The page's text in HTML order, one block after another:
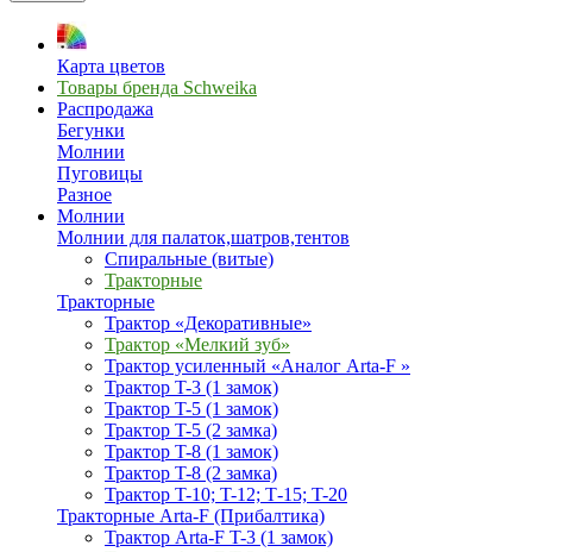
Карта цветов
Товары бренда Schweika
Распродажа
Бегунки
Молнии
Пуговицы
Разное
Молнии
Молнии для палаток,шатров,тентов
Спиральные (витые)
Тракторные
Тракторные
Трактор «Декоративные»
Трактор «Мелкий зуб»
Трактор усиленный «Аналог Arta-F »
Трактор T-3 (1 замок)
Трактор T-5 (1 замок)
Трактор T-5 (2 замка)
Трактор T-8 (1 замок)
Трактор T-8 (2 замка)
Трактор T-10; T-12; Т-15; T-20
Тракторные Arta-F (Прибалтика)
Трактор Arta-F T-3 (1 замок)